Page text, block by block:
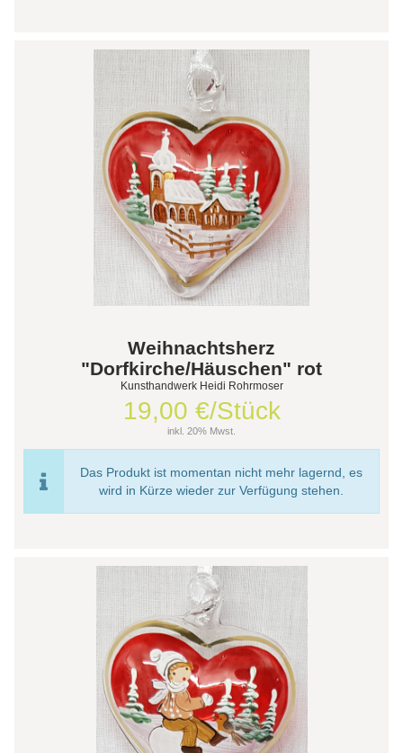
Weihnachtsherz
"Dorfkirche/Häuschen" rot
Kunsthandwerk Heidi Rohrmoser
19,00 €/Stück
inkl. 20% Mwst.
Das Produkt ist momentan nicht mehr lagernd, es
wird in Kürze wieder zur Verfügung stehen.